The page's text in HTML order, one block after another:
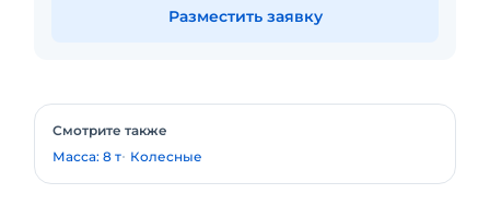
Разместить заявку
Смотрите также
Масса: 8 т Колесные